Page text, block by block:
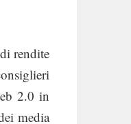
rendite
2.0 in
media